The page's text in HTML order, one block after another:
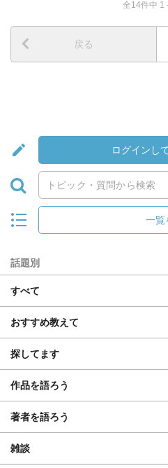
全14件中 1
戻る
ログインし
一覧
話題別
すべて
おすすめ教えて
探してます
作品を語ろう
著者を語ろう
雑談